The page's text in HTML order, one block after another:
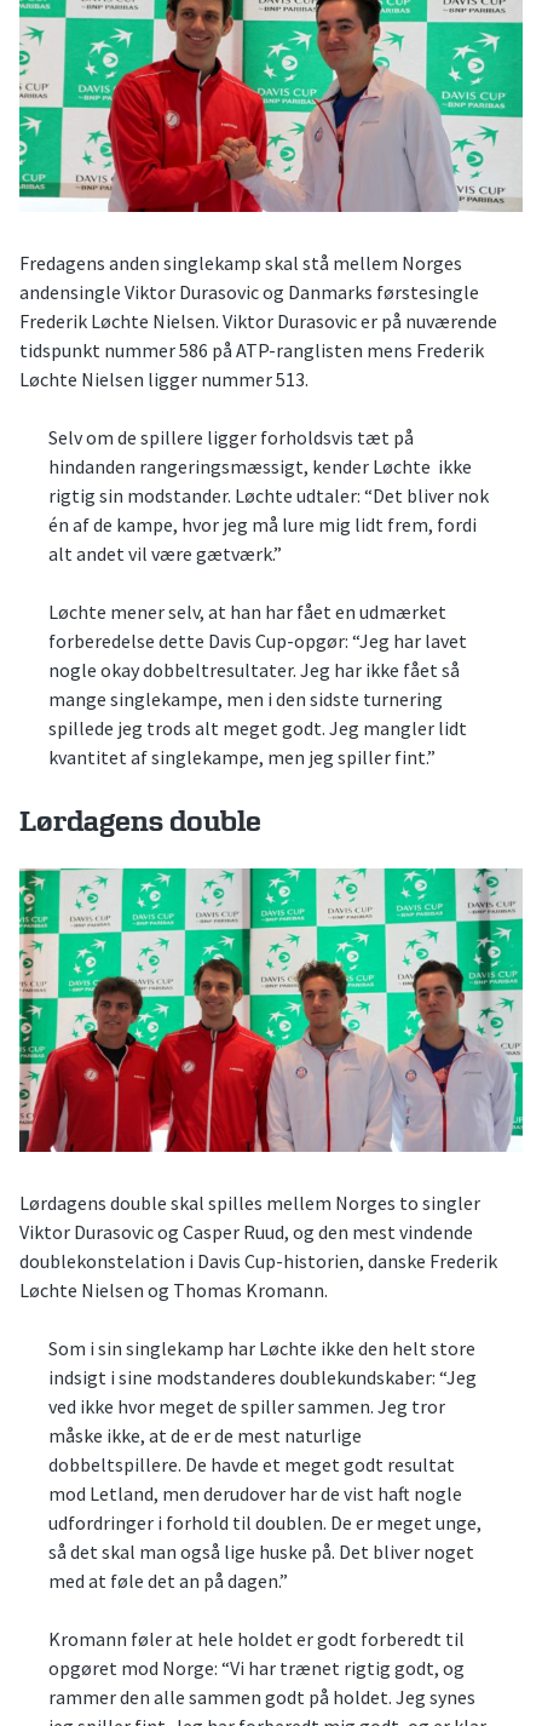
Fredagens anden singlekamp skal stå mellem Norges
andensingle Viktor Durasovic og Danmarks førstesingle
Frederik Løchte Nielsen. Viktor Durasovic er på nuværende
tidspunkt nummer 586 på ATP-ranglisten mens Frederik
Løchte Nielsen ligger nummer 513.
Selv om de spillere ligger forholdsvis tæt på
hindanden rangeringsmæssigt, kender Løchte ikke
rigtig sin modstander. Løchte udtaler: “Det bliver nok
én af de kampe, hvor jeg må lure mig lidt frem, fordi
alt andet vil være gætværk.”
Løchte mener selv, at han har fået en udmærket
forberedelse dette Davis Cup-opgør: “Jeg har lavet
nogle okay dobbeltresultater. Jeg har ikke fået så
mange singlekampe, men i den sidste turnering
spillede jeg trods alt meget godt. Jeg mangler lidt
kvantitet af singlekampe, men jeg spiller fint.”
Lørdagens double
Lørdagens double skal spilles mellem Norges to singler
Viktor Durasovic og Casper Ruud, og den mest vindende
doublekonstelation i Davis Cup-historien, danske Frederik
Løchte Nielsen og Thomas Kromann.
Som i sin singlekamp har Løchte ikke den helt store
indsigt i sine modstanderes doublekundskaber: “Jeg
ved ikke hvor meget de spiller sammen. Jeg tror
måske ikke, at de er de mest naturlige
dobbeltspillere. De havde et meget godt resultat
mod Letland, men derudover har de vist haft nogle
udfordringer i forhold til doublen. De er meget unge,
så det skal man også lige huske på. Det bliver noget
med at føle det an på dagen.”
Kromann føler at hele holdet er godt forberedt til
opgøret mod Norge: “Vi har trænet rigtig godt, og
rammer den alle sammen godt på holdet. Jeg synes